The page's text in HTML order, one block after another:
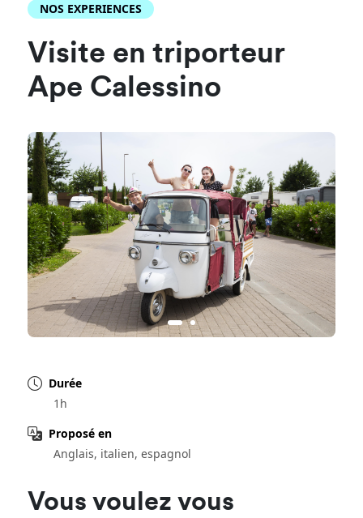
NOS EXPERIENCES
Visite en triporteur
Ape Calessino
Durée
1h
Proposé en
Anglais, italien, espagnol
Vous voulez vous